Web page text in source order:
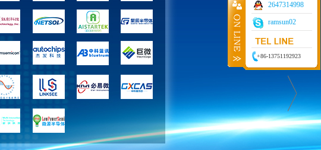
2647314998
ramsun02
+86-13751192923